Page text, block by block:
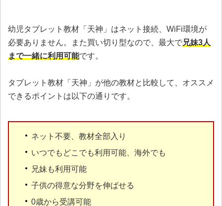
幼児タブレット教材「天神」はネット接続、WiFi環境が
必要ありません。また買い切り型なので、最大で兄妹3人
まで一緒に利用可能です。
タブレット教材「天神」が他の教材と比較して、オススメ
できるポイントは以下の通りです。
ネット不要、教材全部入り
いつでもどこでも利用可能、海外でも
兄妹も利用可能
子供の得意な分野を伸ばせる
0歳から受講可能